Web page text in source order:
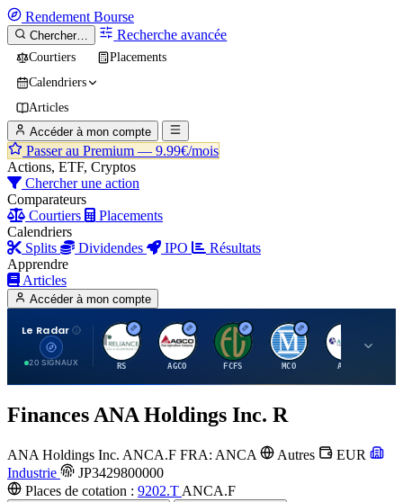
Rendement Bourse
Chercher… Recherche avancée
Courtiers
Placements
Calendriers
Articles
Accéder à mon compte
Passer au Premium — 9.99€/mois
Actions, ETF, Cryptos
Chercher une action
Comparateurs
Courtiers
Placements
Calendriers
Splits
Dividendes IPO
Résultats
Apprendre
Articles
Accéder à mon compte
Le Radar
20 SIGNAUX
R
RS
A
AGCO
F
FCFS
M
MCO
A
AIT
Finances ANA Holdings Inc. R
ANA Holdings Inc. ANCA.F FRA: ANCA Autres
EUR
Industrie
JP3429800000
Places de cotation : 9202.T ANCA.F